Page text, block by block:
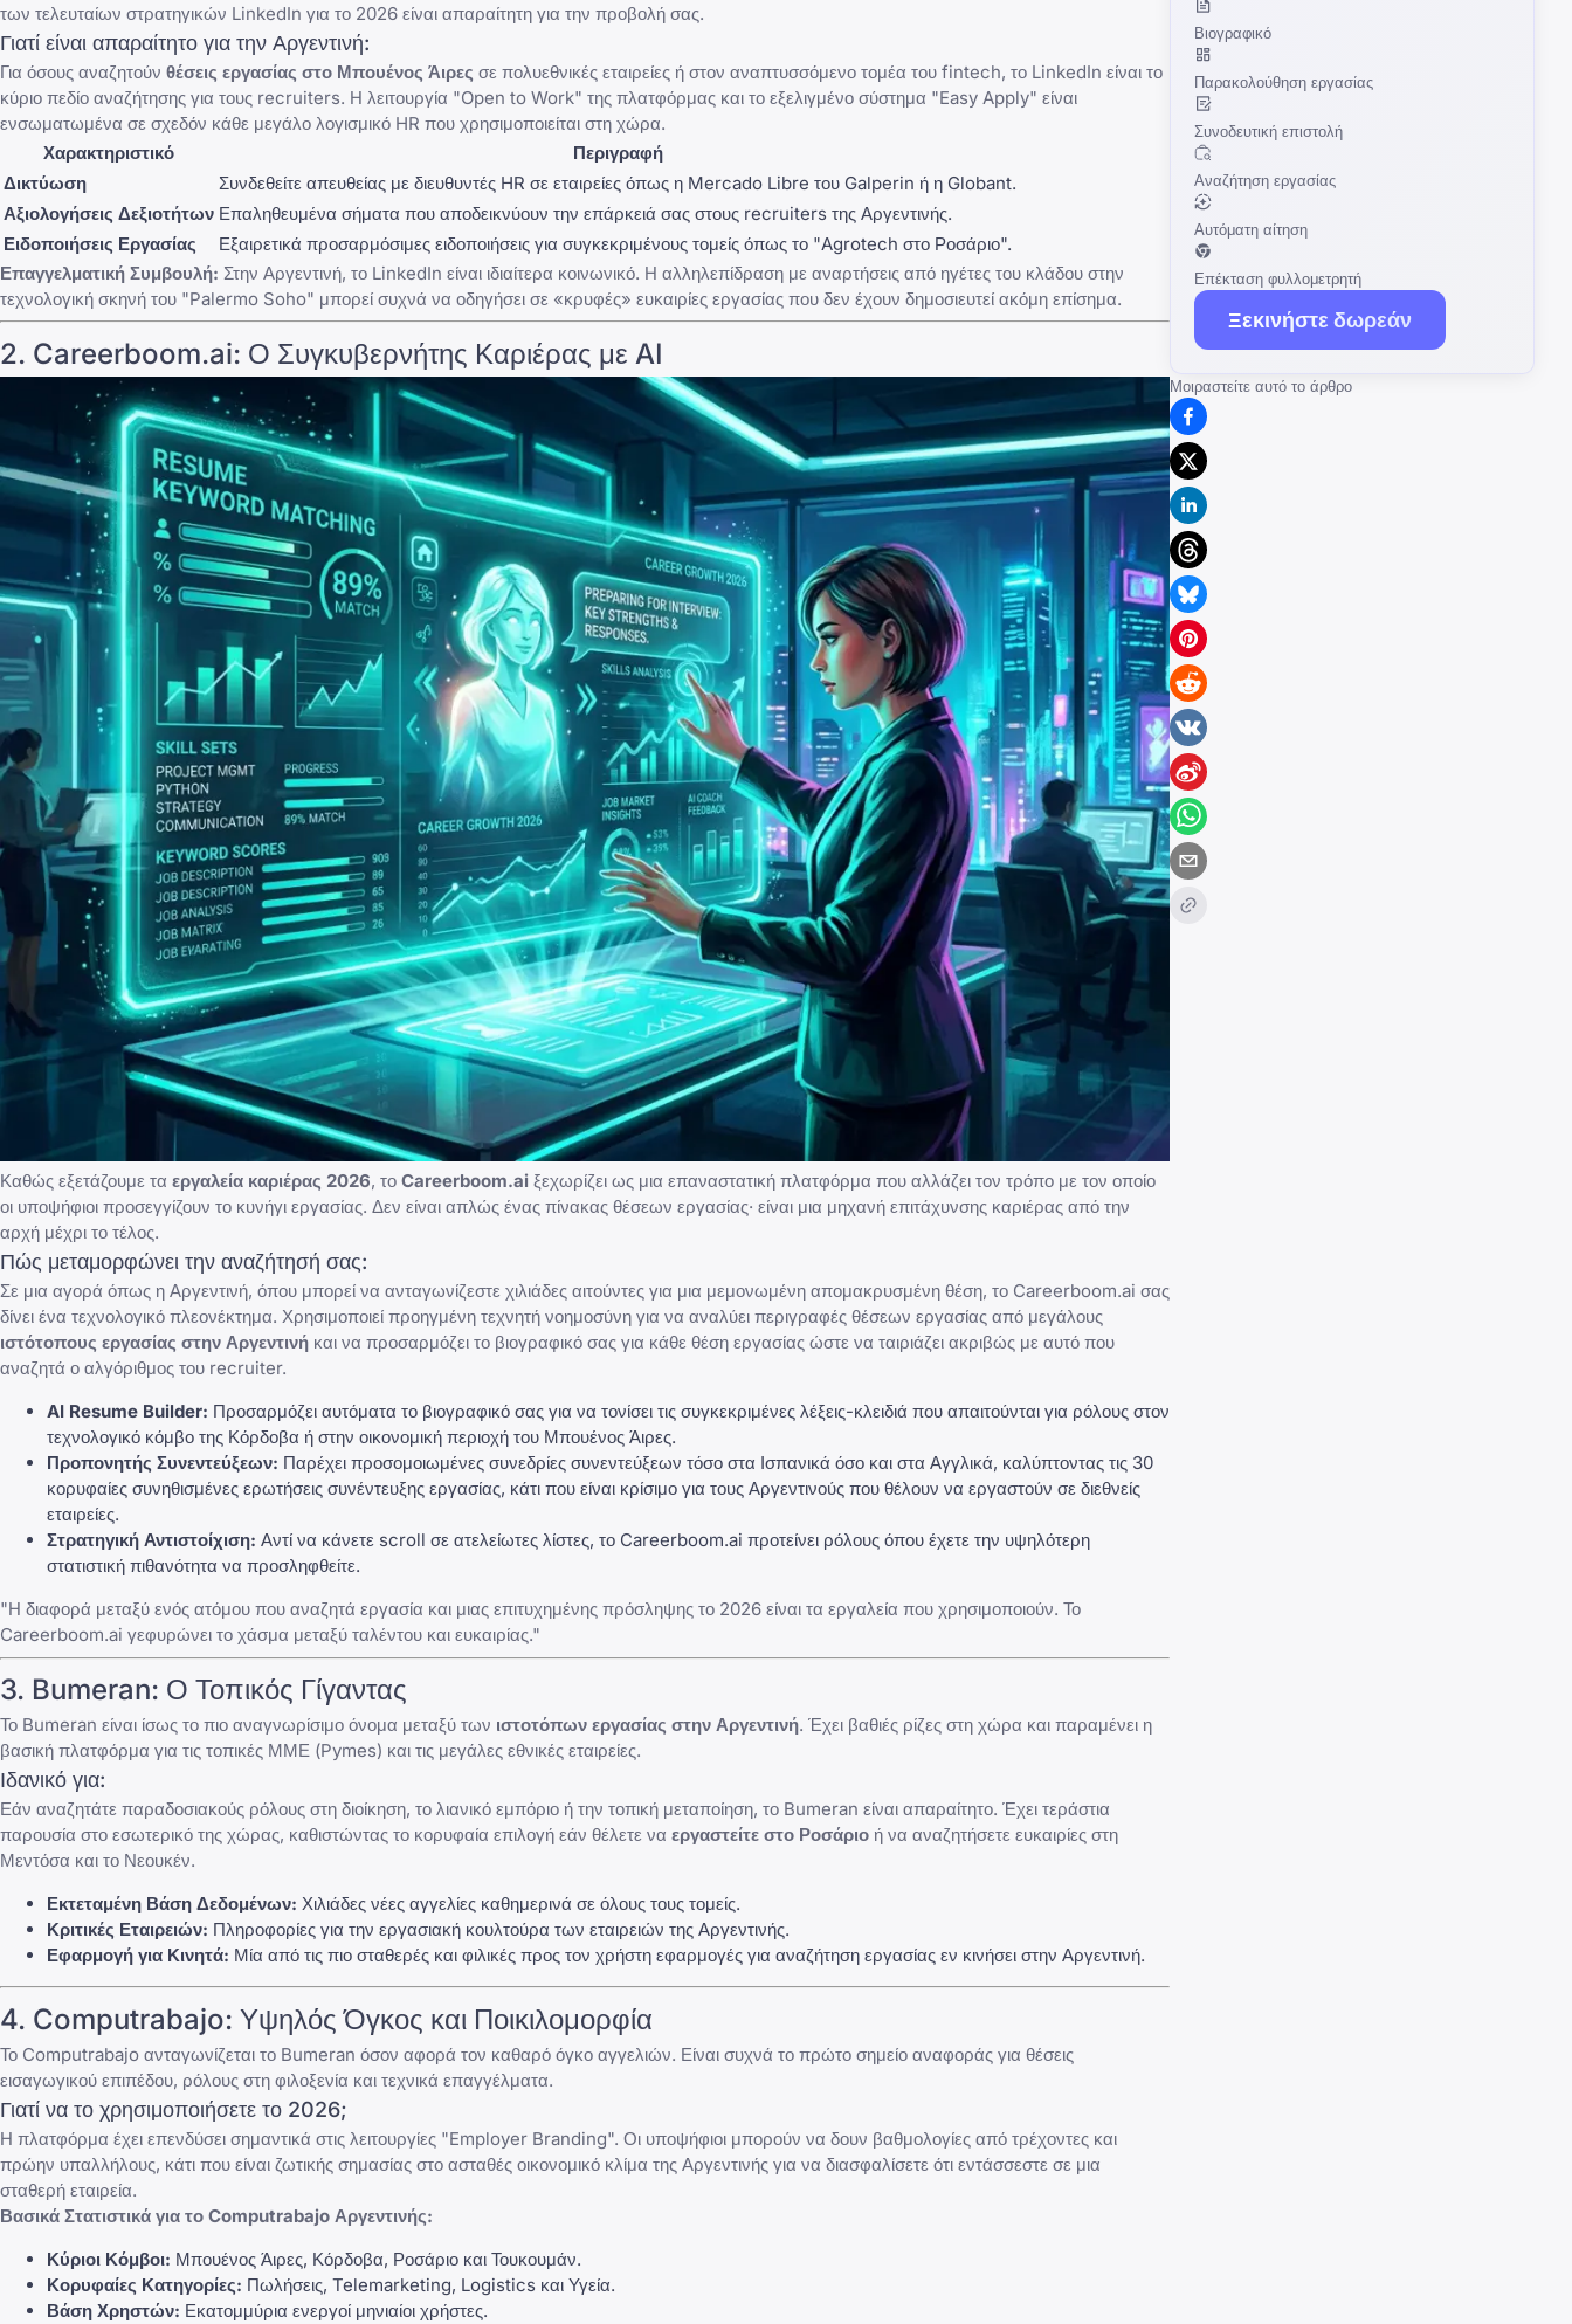
των τελευταίων στρατηγικών LinkedIn για το 2026 είναι απαραίτητη για την προβολή σας.
Γιατί είναι απαραίτητο για την Αργεντινή:
Για όσους αναζητούν θέσεις εργασίας στο Μπουένος Άιρες σε πολυεθνικές εταιρείες ή στον αναπτυσσόμενο τομέα του fintech, το LinkedIn είναι το
κύριο πεδίο αναζήτησης για τους recruiters. Η λειτουργία "Open to Work" της πλατφόρμας και το εξελιγμένο σύστημα "Easy Apply" είναι
ενσωματωμένα σε σχεδόν κάθε μεγάλο λογισμικό HR που χρησιμοποιείται στη χώρα.
Χαρακτηριστικό
Περιγραφή
Δικτύωση
Συνδεθείτε απευθείας με διευθυντές HR σε εταιρείες όπως η Mercado Libre του Galperin ή η Globant.
Αξιολογήσεις Δεξιοτήτων Επαληθευμένα σήματα που αποδεικνύουν την επάρκειά σας στους recruiters της Αργεντινής.
Ειδοποιήσεις Εργασίας
Εξαιρετικά προσαρμόσιμες ειδοποιήσεις για συγκεκριμένους τομείς όπως το "Agrotech στο Ροσάριο".
Επαγγελματική Συμβουλή: Στην Αργεντινή, το LinkedIn είναι ιδιαίτερα κοινωνικό. Η αλληλεπίδραση με αναρτήσεις από ηγέτες του κλάδου στην
τεχνολογική σκηνή του "Palermo Soho" μπορεί συχνά να οδηγήσει σε «κρυφές» ευκαιρίες εργασίας που δεν έχουν δημοσιευτεί ακόμη επίσημα.
2. Careerboom.ai: Ο Συγκυβερνήτης Καριέρας με AI
Καθώς εξετάζουμε τα εργαλεία καριέρας 2026, το Careerboom.ai ξεχωρίζει ως μια επαναστατική πλατφόρμα που αλλάζει τον τρόπο με τον οποίο
οι υποψήφιοι προσεγγίζουν το κυνήγι εργασίας. Δεν είναι απλώς ένας πίνακας θέσεων εργασίας· είναι μια μηχανή επιτάχυνσης καριέρας από την
αρχή μέχρι το τέλος.
Πώς μεταμορφώνει την αναζήτησή σας:
Σε μια αγορά όπως η Αργεντινή, όπου μπορεί να ανταγωνίζεστε χιλιάδες αιτούντες για μια μεμονωμένη απομακρυσμένη θέση, το Careerboom.ai σας
δίνει ένα τεχνολογικό πλεονέκτημα. Χρησιμοποιεί προηγμένη τεχνητή νοημοσύνη για να αναλύει περιγραφές θέσεων εργασίας από μεγάλους
ιστότοπους εργασίας στην Αργεντινή και να προσαρμόζει το βιογραφικό σας για κάθε θέση εργασίας ώστε να ταιριάζει ακριβώς με αυτό που
αναζητά ο αλγόριθμος του recruiter.
AI Resume Builder: Προσαρμόζει αυτόματα το βιογραφικό σας για να τονίσει τις συγκεκριμένες λέξεις-κλειδιά που απαιτούνται για ρόλους στον
τεχνολογικό κόμβο της Κόρδοβα ή στην οικονομική περιοχή του Μπουένος Άιρες.
Προπονητής Συνεντεύξεων: Παρέχει προσομοιωμένες συνεδρίες συνεντεύξεων τόσο στα Ισπανικά όσο και στα Αγγλικά, καλύπτοντας τις 30
κορυφαίες συνηθισμένες ερωτήσεις συνέντευξης εργασίας, κάτι που είναι κρίσιμο για τους Αργεντινούς που θέλουν να εργαστούν σε διεθνείς
εταιρείες.
Στρατηγική Αντιστοίχιση: Αντί να κάνετε scroll σε ατελείωτες λίστες, το Careerboom.ai προτείνει ρόλους όπου έχετε την υψηλότερη
στατιστική πιθανότητα να προσληφθείτε.
"Η διαφορά μεταξύ ενός ατόμου που αναζητά εργασία και μιας επιτυχημένης πρόσληψης το 2026 είναι τα εργαλεία που χρησιμοποιούν. Το
Careerboom.ai γεφυρώνει το χάσμα μεταξύ ταλέντου και ευκαιρίας."
3. Bumeran: Ο Τοπικός Γίγαντας
Το Bumeran είναι ίσως το πιο αναγνωρίσιμο όνομα μεταξύ των ιστοτόπων εργασίας στην Αργεντινή. Έχει βαθιές ρίζες στη χώρα και παραμένει η
βασική πλατφόρμα για τις τοπικές ΜΜΕ (Pymes) και τις μεγάλες εθνικές εταιρείες.
Ιδανικό για:
Εάν αναζητάτε παραδοσιακούς ρόλους στη διοίκηση, το λιανικό εμπόριο ή την τοπική μεταποίηση, το Bumeran είναι απαραίτητο. Έχει τεράστια
παρουσία στο εσωτερικό της χώρας, καθιστώντας το κορυφαία επιλογή εάν θέλετε να εργαστείτε στο Ροσάριο ή να αναζητήσετε ευκαιρίες στη
Μεντόσα και το Νεουκέν.
Εκτεταμένη Βάση Δεδομένων: Χιλιάδες νέες αγγελίες καθημερινά σε όλους τους τομείς.
Κριτικές Εταιρειών: Πληροφορίες για την εργασιακή κουλτούρα των εταιρειών της Αργεντινής.
Εφαρμογή για Κινητά: Μία από τις πιο σταθερές και φιλικές προς τον χρήστη εφαρμογές για αναζήτηση εργασίας εν κινήσει στην Αργεντινή.
4. Computrabajo: Υψηλός Όγκος και Ποικιλομορφία
Το Computrabajo ανταγωνίζεται το Bumeran όσον αφορά τον καθαρό όγκο αγγελιών. Είναι συχνά το πρώτο σημείο αναφοράς για θέσεις
εισαγωγικού επιπέδου, ρόλους στη φιλοξενία και τεχνικά επαγγέλματα.
Γιατί να το χρησιμοποιήσετε το 2026;
Η πλατφόρμα έχει επενδύσει σημαντικά στις λειτουργίες "Employer Branding". Οι υποψήφιοι μπορούν να δουν βαθμολογίες από τρέχοντες και
πρώην υπαλλήλους, κάτι που είναι ζωτικής σημασίας στο ασταθές οικονομικό κλίμα της Αργεντινής για να διασφαλίσετε ότι εντάσσεστε σε μια
σταθερή εταιρεία.
Βασικά Στατιστικά για το Computrabajo Αργεντινής:
Κύριοι Κόμβοι: Μπουένος Άιρες, Κόρδοβα, Ροσάριο και Τουκουμάν.
Κορυφαίες Κατηγορίες: Πωλήσεις, Telemarketing, Logistics και Υγεία.
Βάση Χρηστών: Εκατομμύρια ενεργοί μηνιαίοι χρήστες.
Βιογραφικό
Παρακολούθηση εργασίας
Συνοδευτική επιστολή
Αναζήτηση εργασίας
Αυτόματη αίτηση
Επέκταση φυλλομετρητή
Ξεκινήστε δωρεάν
Μοιραστείτε αυτό το άρθρο